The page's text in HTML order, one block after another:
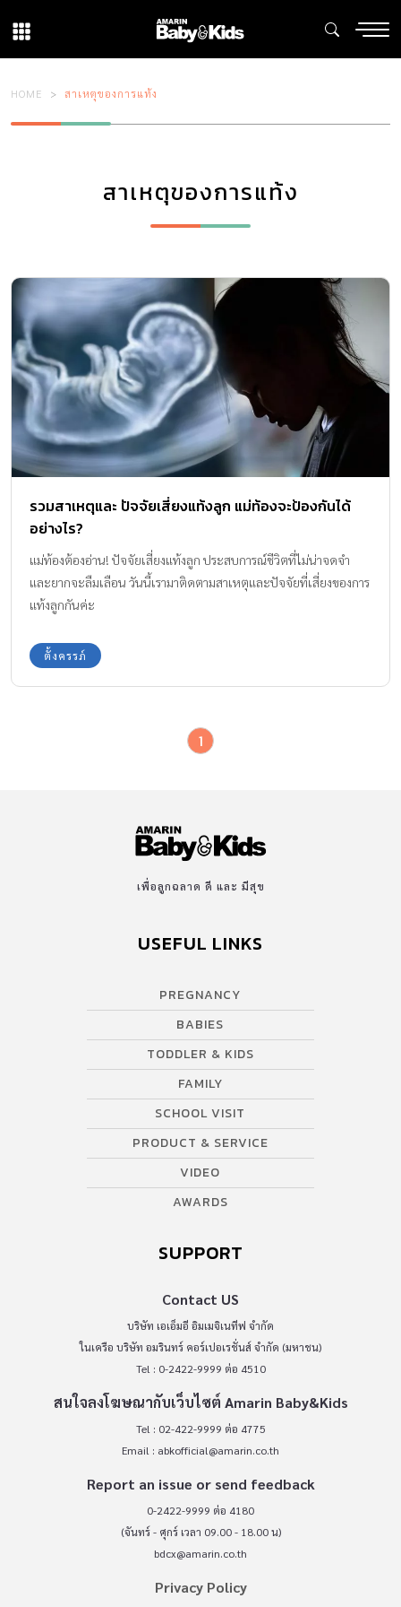
HOME สาเหตุของการแท้ง
สาเหตุของการแท้ง
รวมสาเหตุและ ปัจจัยเสี่ยงแท้งลูก แม่ท้องจะป้องกันได้
อย่างไร?
แม่ท้องต้องอ่าน! ปัจจัยเสี่ยงแท้งลูก ประสบการณ์ชีวิตที่ไม่น่าจดจำ
และยากจะลืมเลือน วันนี้เรามาติดตามสาเหตุและปัจจัยที่เสี่ยงของการ
แท้งลูกกันค่ะ
ตั้งครรภ์
1
เพื่อลูกฉลาด ดี และ มีสุข
USEFUL LINKS
PREGNANCY
BABIES
TODDLER & KIDS
FAMILY
SCHOOL VISIT
PRODUCT & SERVICE
VIDEO
AWARDS
SUPPORT
Contact US
บริษัท เอเอ็มอี อิมเมจิเนทีฟ จำกัด
ในเครือ บริษัท อมรินทร์ คอร์เปอเรชั่นส์ จำกัด (มหาชน)
Tel : 0-2422-9999 ต่อ 4510
สนใจลงโฆษณากับเว็บไซต์ Amarin Baby&Kids
Tel : 02-422-9999 ต่อ 4775
Email : abkofficial@amarin.co.th
Report an issue or send feedback
0-2422-9999 ต่อ 4180
(จันทร์ - ศุกร์ เวลา 09.00 - 18.00 น)
bdcx@amarin.co.th
Privacy Policy